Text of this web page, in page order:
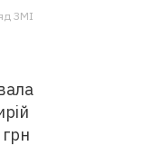
ЗМІ